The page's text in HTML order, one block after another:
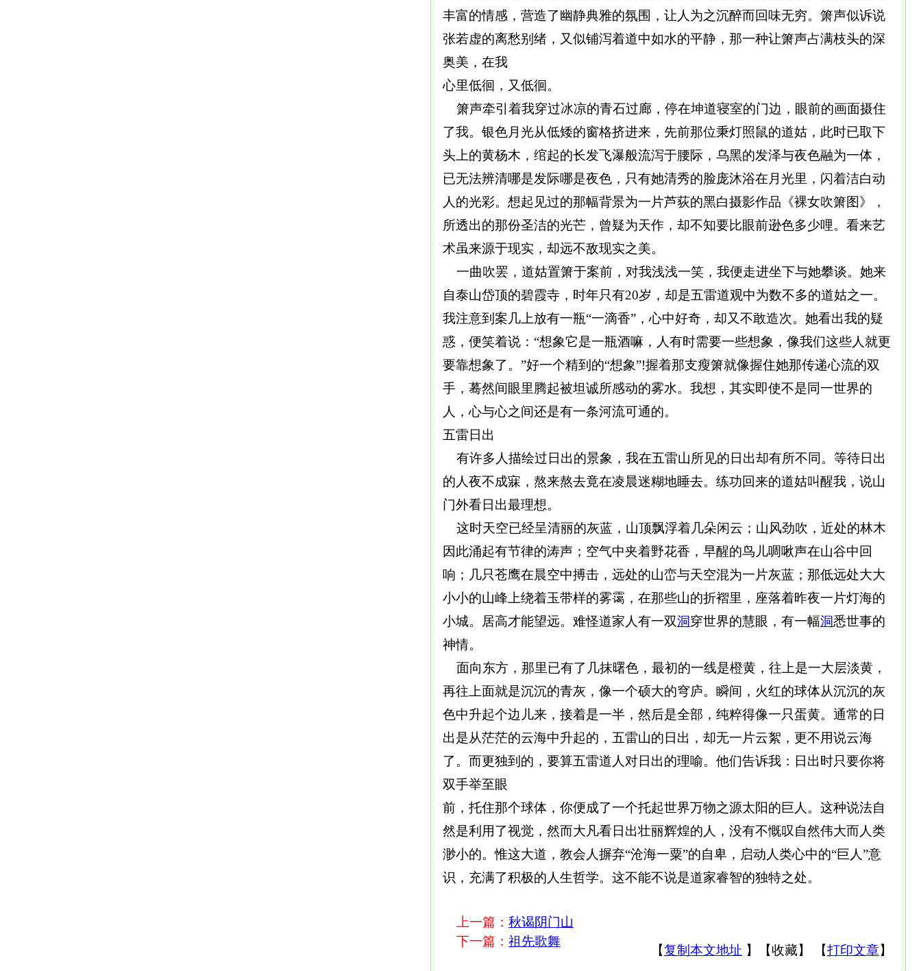
丰富的情感，营造了幽静典雅的氛围，让人为之沉醉而回味无穷。箫声似诉说
张若虚的离愁别绪，又似铺泻着道中如水的平静，那一种让箫声占满枝头的深
奥美，在我
心里低徊，又低徊。
箫声牵引着我穿过冰凉的青石过廊，停在坤道寝室的门边，眼前的画面摄住
了我。银色月光从低矮的窗格挤进来，先前那位秉灯照鼠的道姑，此时已取下
头上的黄杨木，绾起的长发飞瀑般流泻于腰际，乌黑的发泽与夜色融为一体，
已无法辨清哪是发际哪是夜色，只有她清秀的脸庞沐浴在月光里，闪着洁白动
人的光彩。想起见过的那幅背景为一片芦荻的黑白摄影作品《裸女吹箫图》，
所透出的那份圣洁的光芒，曾疑为天作，却不知要比眼前逊色多少哩。看来艺
术虽来源于现实，却远不敌现实之美。
一曲吹罢，道姑置箫于案前，对我浅浅一笑，我便走进坐下与她攀谈。她来
自泰山岱顶的碧霞寺，时年只有20岁，却是五雷道观中为数不多的道姑之一。
我注意到案几上放有一瓶“一滴香”，心中好奇，却又不敢造次。她看出我的疑
惑，便笑着说：“想象它是一瓶酒嘛，人有时需要一些想象，像我们这些人就更
要靠想象了。”好一个精到的“想象”!握着那支瘦箫就像握住她那传递心流的双
手，蓦然间眼里腾起被坦诚所感动的雾水。我想，其实即使不是同一世界的
人，心与心之间还是有一条河流可通的。
五雷日出
有许多人描绘过日出的景象，我在五雷山所见的日出却有所不同。等待日出
的人夜不成寐，熬来熬去竟在凌晨迷糊地睡去。练功回来的道姑叫醒我，说山
门外看日出最理想。
这时天空已经呈清丽的灰蓝，山顶飘浮着几朵闲云；山风劲吹，近处的林木
因此涌起有节律的涛声；空气中夹着野花香，早醒的鸟儿啁啾声在山谷中回
响；几只苍鹰在晨空中搏击，远处的山峦与天空混为一片灰蓝；那低远处大大
小小的山峰上绕着玉带样的雾霭，在那些山的折褶里，座落着昨夜一片灯海的
小城。居高才能望远。难怪道家人有一双洞穿世界的慧眼，有一幅洞悉世事的
神情。
面向东方，那里已有了几抹曙色，最初的一线是橙黄，往上是一大层淡黄，
再往上面就是沉沉的青灰，像一个硕大的穹庐。瞬间，火红的球体从沉沉的灰
色中升起个边儿来，接着是一半，然后是全部，纯粹得像一只蛋黄。通常的日
出是从茫茫的云海中升起的，五雷山的日出，却无一片云絮，更不用说云海
了。而更独到的，要算五雷道人对日出的理喻。他们告诉我：日出时只要你将
双手举至眼
前，托住那个球体，你便成了一个托起世界万物之源太阳的巨人。这种说法自
然是利用了视觉，然而大凡看日出壮丽辉煌的人，没有不慨叹自然伟大而人类
渺小的。惟这大道，教会人摒弃“沧海一粟”的自卑，启动人类心中的“巨人”意
识，充满了积极的人生哲学。这不能不说是道家睿智的独特之处。
上一篇： 秋谒阴门山
下一篇： 祖先歌舞
【复制本文地址 】 【收藏】 【打印文章】